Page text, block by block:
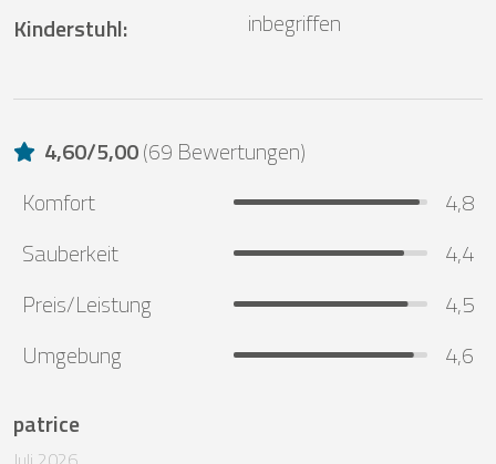
Kinderstuhl: inbegriffen
4,60/5,00(69 Bewertungen)
Komfort
4,8
Sauberkeit
4,4
Preis/Leistung
4,5
Umgebung
4,6
patrice